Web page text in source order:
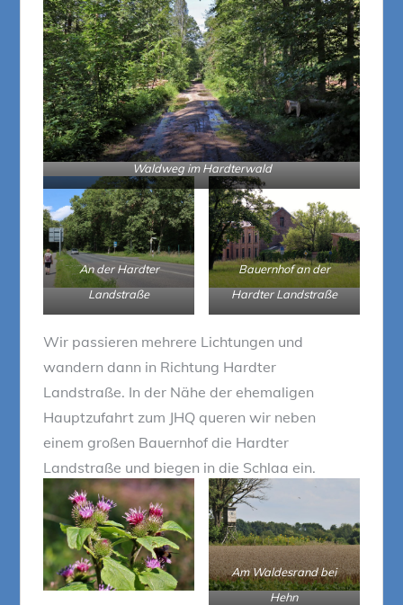
Waldweg im Hardterwald
An der Hardter
Landstraße
Bauernhof an der
Hardter Landstraße
Wir passieren mehrere Lichtungen und
wandern dann in Richtung Hardter
Landstraße. In der Nähe der ehemaligen
Hauptzufahrt zum JHQ queren wir neben
einem großen Bauernhof die Hardter
Landstraße und biegen in die Schlaa ein.
Am Waldesrand bei
Hehn